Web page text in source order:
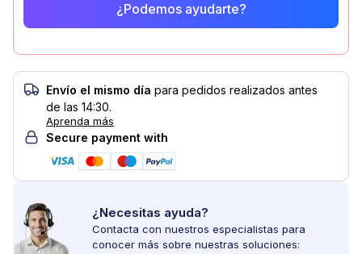
¿Podemos ayudarte?
Envío el mismo día para pedidos realizados antes
de las 14:30.
Aprenda más
Secure payment with
¿Necesitas ayuda?
Contacta con nuestros especialistas para
conocer más sobre nuestras soluciones: